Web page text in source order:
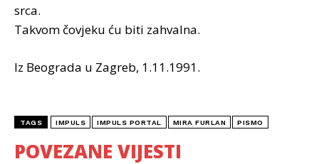
srca.
Takvom čovjeku ću biti zahvalna.
Iz Beograda u Zagreb, 1.11.1991.
TAGS IMPULS IMPULS PORTAL MIRA FURLAN PISMO
POVEZANE VIJESTI